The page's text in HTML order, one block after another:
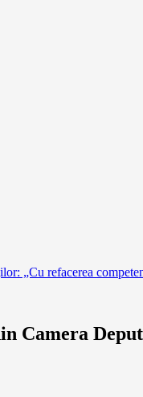
„Cu refacerea
Camera